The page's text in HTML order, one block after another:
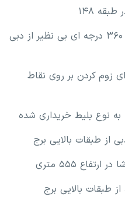
خرید
نمایشگرهای تعاملی و منظره ۳۶۰ درجه ای بی نظیر از دبی
زوم کردن بر روی نقاط
به نوع بليط خريداری شده
از طبقات بالايی برج
۵۵۵ متری
طبقات بالايی برج